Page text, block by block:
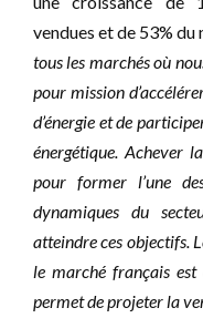
vendues et de 53%
tous les marchés où
pour mission
d’énergie et de
énergétique. Achever
pour former l’une
dynamiques du
atteindre ces objectifs.
le marché français est
permet de projeter la